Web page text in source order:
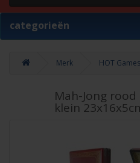
categorieën
Merk HOT Games
Mah-Jong
klein